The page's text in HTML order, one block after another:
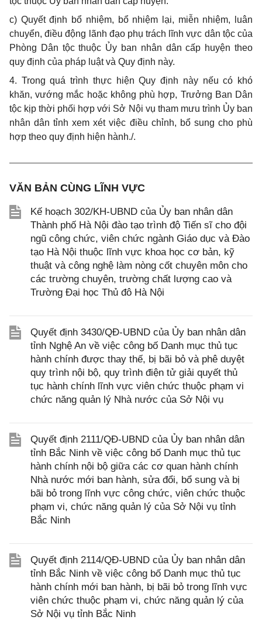
c) Quyết định bổ nhiệm, bổ nhiệm lại, miễn nhiệm, luân
chuyển, điều động lãnh đạo phụ trách lĩnh vực dân tộc của
Phòng Dân tộc thuộc Ủy ban nhân dân cấp huyện theo
quy định của pháp luật và Quy định này.
4. Trong quá trình thực hiện Quy định này nếu có khó
khăn, vướng mắc hoặc không phù hợp, Trưởng Ban Dân
tộc kịp thời phối hợp với Sở Nội vụ tham mưu trình Ủy ban
nhân dân tỉnh xem xét việc điều chỉnh, bổ sung cho phù
hợp theo quy định hiện hành./.
VĂN BẢN CÙNG LĨNH VỰC
Kế hoạch 302/KH-UBND của Ủy ban nhân dân
Thành phố Hà Nội đào tạo trình độ Tiến sĩ cho đội
ngũ công chức, viên chức ngành Giáo dục và Đào
tạo Hà Nội thuộc lĩnh vực khoa học cơ bản, kỹ
thuật và công nghệ làm nòng cốt chuyên môn cho
các trường chuyên, trường chất lượng cao và
Trường Đại học Thủ đô Hà Nội
Quyết định 3430/QĐ-UBND của Ủy ban nhân dân
tỉnh Nghệ An về việc công bố Danh mục thủ tục
hành chính được thay thế, bị bãi bỏ và phê duyệt
quy trình nội bộ, quy trình điện tử giải quyết thủ
tục hành chính lĩnh vực viên chức thuộc phạm vi
chức năng quản lý Nhà nước của Sở Nội vụ
Quyết định 2111/QĐ-UBND của Ủy ban nhân dân
tỉnh Bắc Ninh về việc công bố Danh mục thủ tục
hành chính nội bộ giữa các cơ quan hành chính
Nhà nước mới ban hành, sửa đổi, bổ sung và bị
bãi bỏ trong lĩnh vực công chức, viên chức thuộc
phạm vi, chức năng quản lý của Sở Nội vụ tỉnh
Bắc Ninh
Quyết định 2114/QĐ-UBND của Ủy ban nhân dân
tỉnh Bắc Ninh về việc công bố Danh mục thủ tục
hành chính mới ban hành, bị bãi bỏ trong lĩnh vực
viên chức thuộc phạm vi, chức năng quản lý của
Sở Nội vụ tỉnh Bắc Ninh